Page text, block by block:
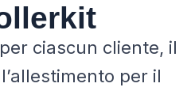
ciascun cliente, il
per il